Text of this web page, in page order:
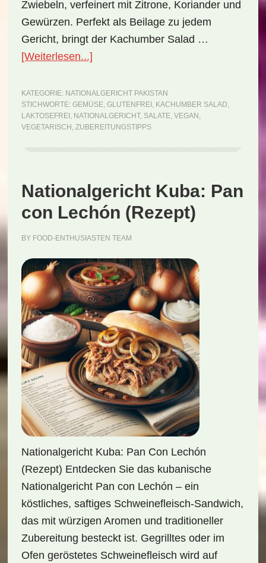
Zwiebeln, verfeinert mit Zitrone, Koriander und
Gewürzen. Perfekt als Beilage zu jedem
Gericht, bringt der Kachumber Salad …
[Weiterlesen...]ÜberNationalgericht
Kachumber
Salad
(Rezept)
KATEGORIE: NATIONALGERICHT PAKISTAN
STICHWORTE: GEMÜSE, GLUTENFREI , KACHUMBER SALAD,
LAKTOSEFREI , NATIONALGERICHT, SALATE, VEGAN ,
VEGETARISCH , ZUBEREITUNGSTIPPS
Nationalgericht Kuba: Pan
con Lechón (Rezept)
BY FOOD-ENTHUSIASTEN TEAM
Nationalgericht Kuba: Pan Con Lechón
(Rezept) Entdecken Sie das kubanische
Nationalgericht Pan con Lechón – ein
köstliches, saftiges Schweinefleisch-Sandwich,
das mit würzigen Aromen und traditioneller
Zubereitung besteckt ist. Gegrilltes oder im
Ofen geröstetes Schweinefleisch wird auf